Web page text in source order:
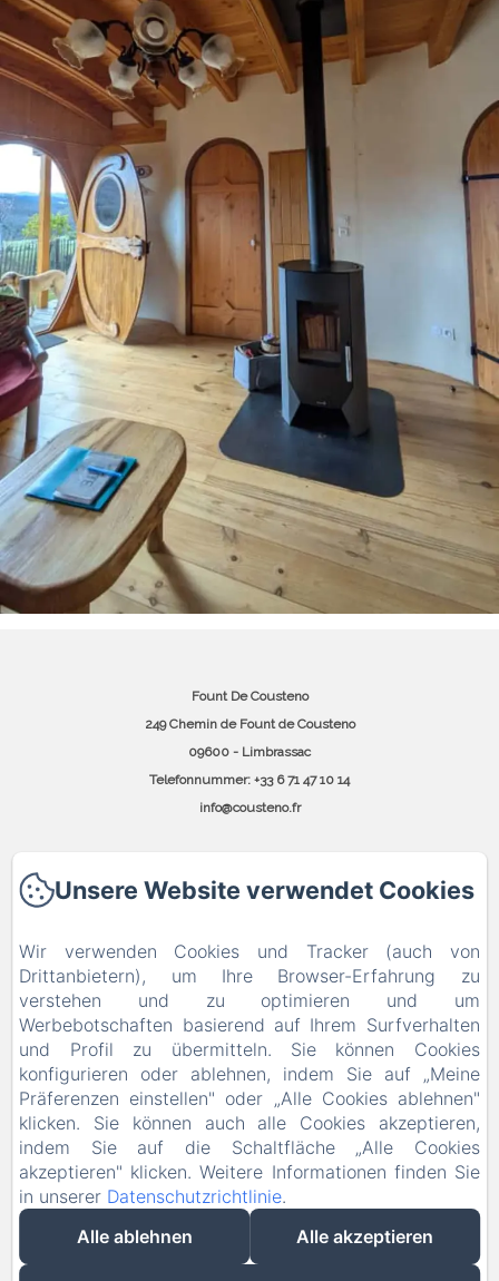
Fount De Cousteno
249 Chemin de Fount de Cousteno
09600 - Limbrassac
Telefonnummer: +33 6 71 47 10 14
info@cousteno.fr
Startseite
Kontakt
Datenschutzerklärung
Rechtliche Informationen
Cookie-Informationen
FR
Powered mit Amenitiz
Unsere Website verwendet Cookies
Wir verwenden Cookies und Tracker (auch von
Drittanbietern), um Ihre Browser-Erfahrung zu
verstehen und zu optimieren und um
Werbebotschaften basierend auf Ihrem Surfverhalten
und Profil zu übermitteln. Sie können Cookies
konfigurieren oder ablehnen, indem Sie auf „Meine
Präferenzen einstellen" oder „Alle Cookies ablehnen"
klicken. Sie können auch alle Cookies akzeptieren,
indem Sie auf die Schaltfläche „Alle Cookies
akzeptieren" klicken. Weitere Informationen finden Sie
in unserer Datenschutzrichtlinie.
Alle ablehnen
Alle akzeptieren